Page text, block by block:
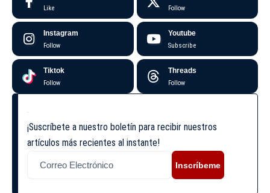
Like Follow
Instagram
Follow
Youtube
Subscribe
Tiktok
Follow
Threads
Follow
¡Suscríbete a nuestro boletín para recibir nuestros
artículos más recientes al instante!
Inscríbeme